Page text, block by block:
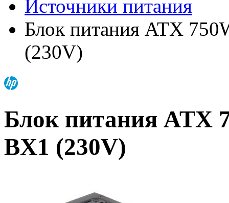
Источники питания
Блок питания ATX
(230V)
Блок питания ATX
BX1 (230V)